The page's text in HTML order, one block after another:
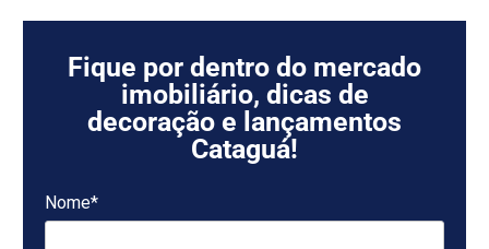
Fique por dentro do mercado
imobiliário, dicas de
decoração e lançamentos
Cataguá!
Nome*